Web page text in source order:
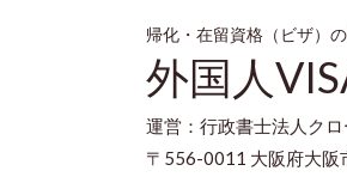
帰化・在留資格（ビザ）
外国人
運営：行政書士法人ク
〒556-0011 大阪府大阪